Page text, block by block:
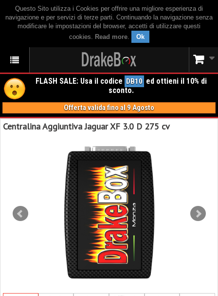
Questo Sito utilizza i Cookies per offrire una migliore esperienza di
navigazione e per servizi di terze parti. Continuando la navigazione senza
modificare le impostazioni del browser, accetti di utilizzare questi
cookies. Read more. Ok
FLASH SALE: Usa il codice DB10 ed ottieni il 10% di
sconto.
Offerta valida fino al 9 Agosto
Centralina Aggiuntiva Jaguar XF 3.0 D 275 cv